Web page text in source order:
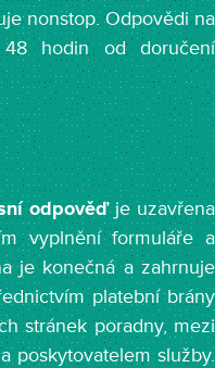
nonstop. Odpovědi na
hodin od doručení
odpověďje uzavřena
vyplnění formuláře a
je konečná a zahrnuje
platební brány
stránek poradny, mezi
poskytovatelem služby.